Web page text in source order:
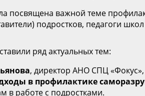
посвящена важной теме
подростков, педагоги
ряд актуальных тем:
, директор АНО СПЦ
в профилактике
в работе с подростками.